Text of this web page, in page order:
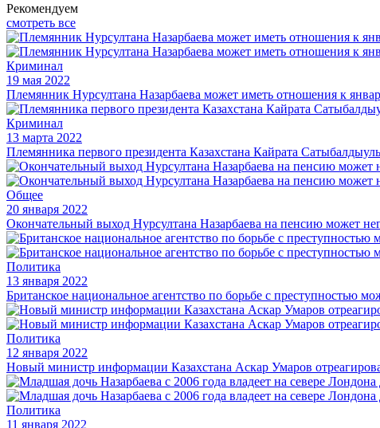
Рекомендуем
смотреть все
Криминал
19 мая 2022
Племянник Нурсултана Назарбаева может иметь отношения к
Криминал
13 марта 2022
Племянника первого президента Казахстана Кайрата
Общее
20 января 2022
Окончательный выход Нурсултана Назарбаева на пенсию может
Политика
13 января 2022
Британское национальное агентство по борьбе с преступностью
Политика
12 января 2022
Новый министр информации Казахстана Аскар Умаров
Политика
11 января 2022